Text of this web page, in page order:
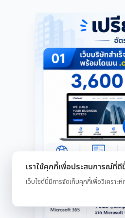
เราใช้คุกกี้เพื่อประสบการณ์ที่ดี
เว็บไซต์นี้มีการจัดเก็บคุกกี้เพื่อวิเคราะ